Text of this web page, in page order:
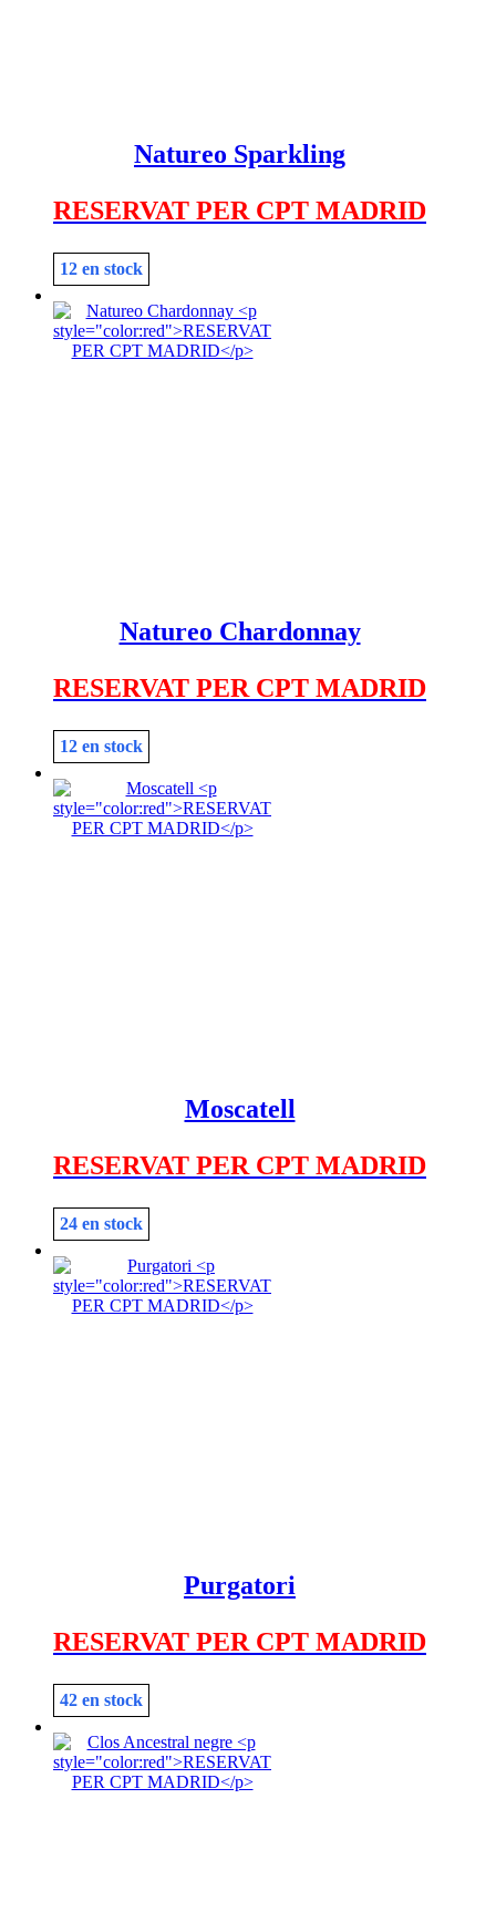
Natureo Sparkling
RESERVAT PER CPT MADRID
12 en stock
Natureo Chardonnay
RESERVAT PER CPT MADRID
12 en stock
Moscatell
RESERVAT PER CPT MADRID
24 en stock
Purgatori
RESERVAT PER CPT MADRID
42 en stock